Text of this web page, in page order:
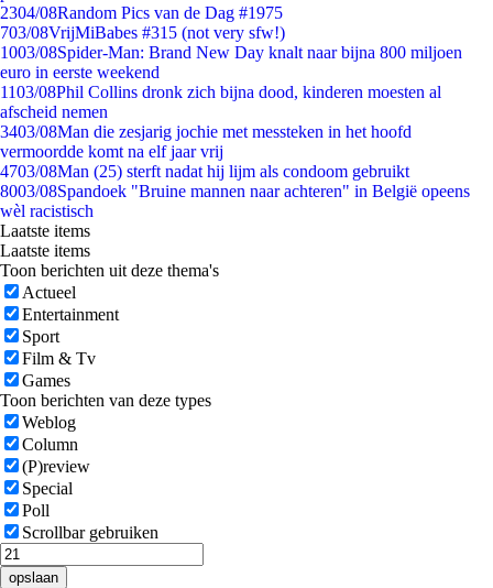
2304/08Random Pics van de Dag #1975
703/08VrijMiBabes #315 (not very sfw!)
1003/08Spider-Man: Brand New Day knalt naar bijna 800 miljoen
euro in eerste weekend
1103/08Phil Collins dronk zich bijna dood, kinderen moesten al
afscheid nemen
3403/08Man die zesjarig jochie met messteken in het hoofd
vermoordde komt na elf jaar vrij
4703/08Man (25) sterft nadat hij lijm als condoom gebruikt
8003/08Spandoek "Bruine mannen naar achteren" in België opeens
wèl racistisch
Laatste items
Laatste items
Toon berichten uit deze thema's
Actueel
Entertainment
Sport
Film & Tv
Games
Toon berichten van deze types
Weblog
Column
(P)review
Special
Poll
Scrollbar gebruiken
opslaan